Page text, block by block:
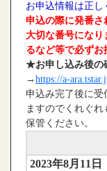
お申込情報は正し
申込の際に発番さ
大切な番号になり
るなど等で必ずお
★お申し込み後の
→ https://a-
申込み完了後に受
ますのでくれぐ
保管ください。
2023年8月11日